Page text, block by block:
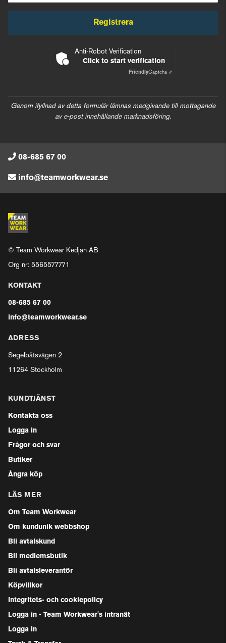
Registrera
Anti-Robot Verification
Click to start verification
FriendlyCaptcha ⇗
Genom ifyllnad av detta formulär lämnas medgivande till mottagande
av e-post innehållande marknadsföring.
08-685 67 00
info@teamworkwear.se
© Team Workwear Kedjan AB
Org nr: 5565577771
KONTAKT
08-685 67 00
info@teamworkwear.se
ADRESS
Segelbåtsvägen 2
11264 Stockholm
KUNDTJÄNST
Kontakta oss
Logga in
Frågor och svar
Butiker
Ångra köp
LÄS MER
Om Team Workwear
Om kundunik webbshop
Bli avtalskund
Bli medlemsbutik
Bli avtalsleverantör
Köpvillkor
Integritets- och cookiepolicy
Logga in - Team Workwear's intranät
Logga in